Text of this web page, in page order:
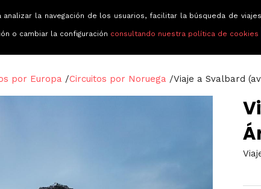
por Europa /Circuitos por Noruega /Viaje a Svalbard
la navegación de los usuarios, facilitar la búsqueda de
o cambiar la configuración consultando nuestra política de cookies